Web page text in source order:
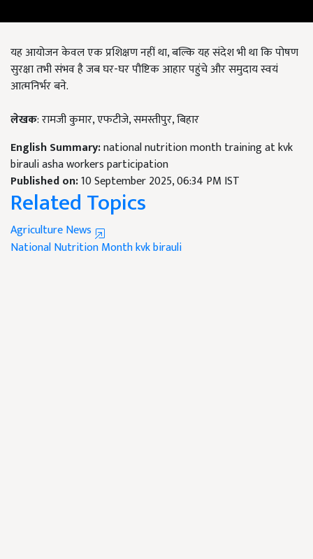
यह आयोजन केवल एक प्रशिक्षण नहीं था, बल्कि यह संदेश भी था कि पोषण
सुरक्षा तभी संभव है जब घर-घर पौष्टिक आहार पहुंचे और समुदाय स्वयं
आत्मनिर्भर बने.
लेखक: रामजी कुमार, एफटीजे, समस्तीपुर, बिहार
English Summary:national nutrition month training at kvk
birauli asha workers participation
Published on:10 September 2025, 06:34 PM IST
Related Topics
Agriculture News
National Nutrition Monthkvk birauli